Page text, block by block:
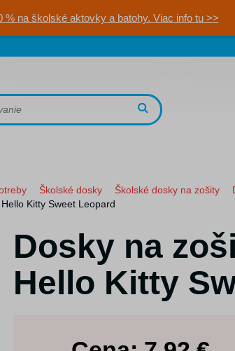
% na školské aktovky a batohy. Viac info tu >>
Školské dosky Školské dosky na zošity
Kitty Sweet Leopard
Dosky na
Hello Kitty